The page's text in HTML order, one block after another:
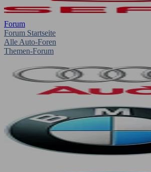
Forum
Forum Startseite
Alle Auto-Foren
Themen-Forum